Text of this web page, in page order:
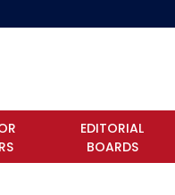
EDITORIAL
BOARDS